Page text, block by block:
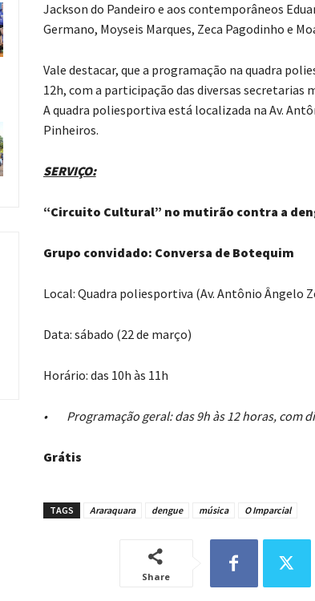
Jackson do Pandeiro e aos contemporâneos
Germano, Moyseis Marques, Zeca Pagodinho e
Vale destacar, que a programação na quadra
12h, com a participação das diversas secretarias
A quadra poliesportiva está localizada na Av.
Pinheiros.
SERVIÇO:
“Circuito Cultural” no mutirão contra a
Grupo convidado: Conversa de Botequim
Local: Quadra poliesportiva (Av. Antônio Ângelo
Data: sábado (22 de março)
Horário: das 10h às 11h
• Programação geral: das 9h às 12 horas, com
Grátis
TAGS Araraquara dengue música O Imparcial
Share